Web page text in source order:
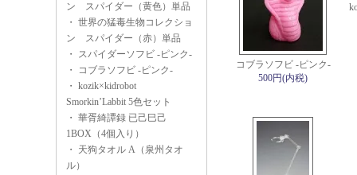
ン スパイダー（黄色）単品
・ 世界の猛毒生物コレクショ
ン スパイダー（赤）単品
・ スパイダーソフビ -ピンク-
・
コブラソフビ -ピンク-
・ kozik×kidrobot
Smorkin’Labbit 5色セット
・ 華胥綺譚録 已己巳己
1BOX（4個入り）
・ 天狗タオル A（泉州タオ
ル）
コブラソフビ -ピンク-
500円(内税)